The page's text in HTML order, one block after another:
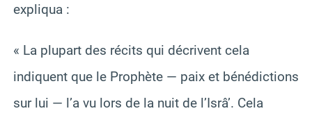
expliqua :
« La plupart des récits qui décrivent cela
indiquent que le Prophète — paix et bénédictions
sur lui — l’a vu lors de la nuit de l’Isrâ’. Cela